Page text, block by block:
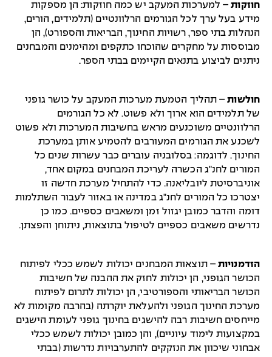
חוזקות– למערכות המעקב יש כמה חוזקות: הן מספקות
מידע בעל ערך לכל הגורמים הרלוונטיים (תלמידים, הורים,
הנהלות בתי ספר, רשויות החינוך, הבריאות והספורט), הן
מבוססות על מחקרים שהוכחו כתקפים ומהימנים והמבחנים
ניתנים לביצוע בתנאים הקיימים בבתי הספר.
חולשות– תהליך הטמעת מערכות המעקב על כושר גופני
של תלמידים הוא ארוך ולא פשוט. לא כל הגורמים
הרלוונטיים משוכנעים מראש בחשיבות המערכות ולא פשוט
לשכנע את הגורמים המעורבים להטמיע אותן במערכת
החינוך. לדוגמה: בסלובניה עוברים כבר עשרות שנים כל
המורים לחנ"ג הכשרה לעריכת המבחנים במקום אחד,
אוניברסיטת ליובליאנה. כדי להתחיל מערכת חדשה זו
יצטרכו כל המורים לחנ"ג במדינה או באזור לעבור השתלמות
דומה והדבר כמובן יגזול זמן ומשאבים כספיים. כמו כן
נדרשים משאבים כספיים לטיפול בתוצאות, ניתוחן והפצתן.
הזדמנויות– תוצאות המבחנים יכולות לשמש ככלי לפיתוח
הכושר הגופני, הן יכולות לחזק את ההבנה של חשיבות
הכושר הבריאותי והספורטיבי, הן יכולות לתרום לפיתוח
מערכת החינוך הגופני ולהעלאת יוקרתה (בהרבה מקומות לא
מייחסים חשיבות רבה להישגים בחינוך גופני לעומת הישגים
במקצועות לימוד עיוניים), והן כמובן יכולות לשמש ככלי
אבחוני שיכוון את הנזקקים להתערבויות נדרשות (בבתי